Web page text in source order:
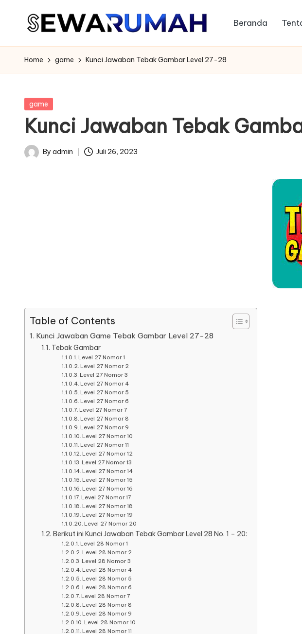
Beranda
Home game Kunci Jawaban Tebak Gambar Level 27-28
Posted
game
Kunci Jawaban Tebak
Posted
By admin Juli 26, 2023
Table of Contents
Kunci Jawaban Game Tebak Gambar Level 27-28
Tebak Gambar
Level 27 Nomor 1
Level 27 Nomor 2
Level 27 Nomor 3
Level 27 Nomor 4
Level 27 Nomor 5
Level 27 Nomor 6
Level 27 Nomor 7
Level 27 Nomor 8
Level 27 Nomor 9
Level 27 Nomor 10
Level 27 Nomor 11
Level 27 Nomor 12
Level 27 Nomor 13
Level 27 Nomor 14
Level 27 Nomor 15
Level 27 Nomor 16
Level 27 Nomor 17
Level 27 Nomor 18
Level 27 Nomor 19
Level 27 Nomor 20
Berikut ini Kunci Jawaban Tebak Gambar Level 28 No. 1 – 20:
Level 28 Nomor 1
Level 28 Nomor 2
Level 28 Nomor 3
Level 28 Nomor 4
Level 28 Nomor 5
Level 28 Nomor 6
Level 28 Nomor 7
Level 28 Nomor 8
Level 28 Nomor 9
Level 28 Nomor 10
Level 28 Nomor 11